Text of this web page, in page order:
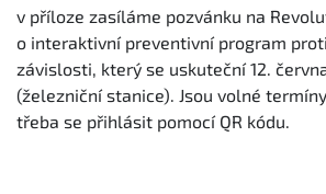
v příloze zasíláme pozvánku na
o interaktivní preventivní program
závislosti, který se uskuteční 12.
(železniční stanice). Jsou volné
třeba se přihlásit pomocí QR kódu.